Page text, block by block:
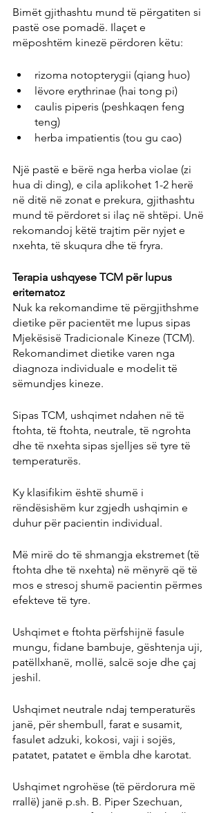
Bimët gjithashtu mund të përgatiten si
pastë ose pomadë. Ilaçet e
mëposhtëm kinezë përdoren këtu:
rizoma notopterygii (qiang huo)
lëvore erythrinae (hai tong pi)
caulis piperis (peshkaqen feng
teng)
herba impatientis (tou gu cao)
Një pastë e bërë nga herba violae (zi
hua di ding), e cila aplikohet 1-2 herë
në ditë në zonat e prekura, gjithashtu
mund të përdoret si ilaç në shtëpi. Unë
rekomandoj këtë trajtim për nyjet e
nxehta, të skuqura dhe të fryra.
Terapia ushqyese TCM për lupus
eritematoz
Nuk ka rekomandime të përgjithshme
dietike për pacientët me lupus sipas
Mjekësisë Tradicionale Kineze (TCM).
Rekomandimet dietike varen nga
diagnoza individuale e modelit të
sëmundjes kineze.
Sipas TCM, ushqimet ndahen në të
ftohta, të ftohta, neutrale, të ngrohta
dhe të nxehta sipas sjelljes së tyre të
temperaturës.
Ky klasifikim është shumë i
rëndësishëm kur zgjedh ushqimin e
duhur për pacientin individual.
Më mirë do të shmangja ekstremet (të
ftohta dhe të nxehta) në mënyrë që të
mos e stresoj shumë pacientin përmes
efekteve të tyre.
Ushqimet e ftohta përfshijnë fasule
mungu, fidane bambuje, gështenja uji,
patëllxhanë, mollë, salcë soje dhe çaj
jeshil.
Ushqimet neutrale ndaj temperaturës
janë, për shembull, farat e susamit,
fasulet adzuki, kokosi, vaji i sojës,
patatet, patatet e ëmbla dhe karotat.
Ushqimet ngrohëse (të përdorura më
rrallë) janë p.sh. B. Piper Szechuan,